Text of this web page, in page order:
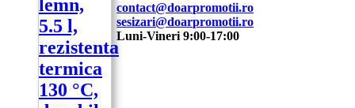
lemn,
5.5 l,
rezistenta
termica
130 °C,
contact@doarpromotii.ro
sesizari@doarpromotii.ro
Luni-Vineri 9:00-17:00